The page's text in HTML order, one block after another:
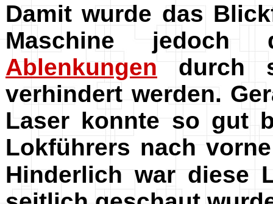
Damit wurde das
Maschine jedoch
Ablenkungen durch
verhindert werden.
Laser konnte so gut
Lokführers nach
Hinderlich war diese